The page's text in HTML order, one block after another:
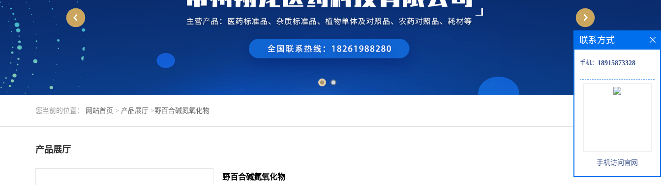
您当前的位置： 网站首页 > 产品展厅 >野百合碱氮氧化物
产品展厅
野百合碱氮氧化物
联系方式
手机： 18915873328
手机访问官网